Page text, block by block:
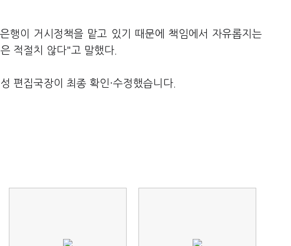
행이 거시정책을 맡고 있기 때문에 책임에서 자유롭지는
적절치 않다"고 말했다.
편집국장이 최종 확인·수정했습니다.